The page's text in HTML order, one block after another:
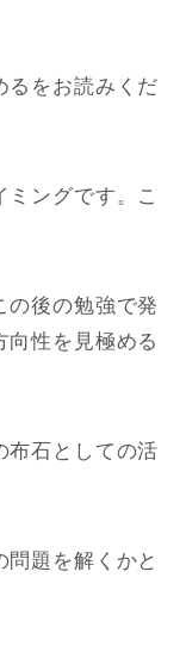
をお読みくだ
ングです。こ
の後の勉強で発
向性を見極める
布石としての活
問題を解くかと